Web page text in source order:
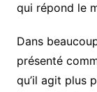
qui répond le
Dans
présenté
qu’il agit plus